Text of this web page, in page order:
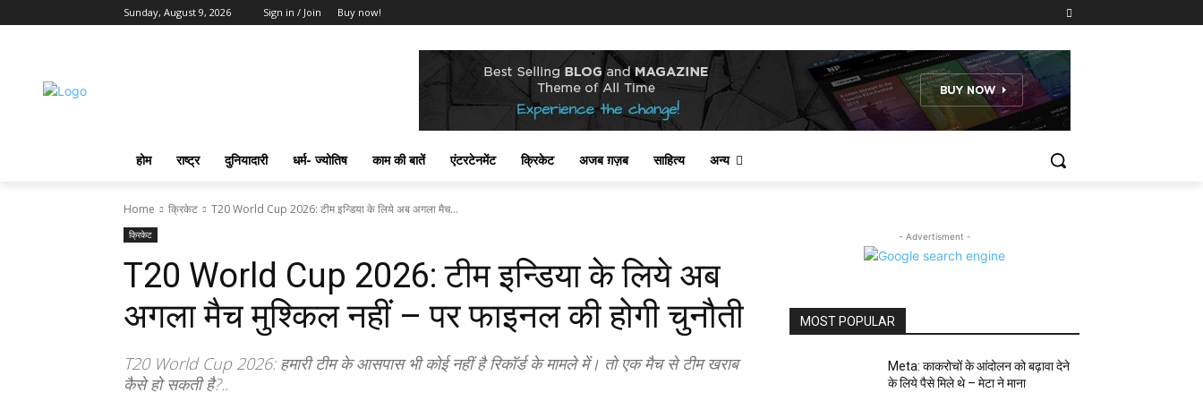
Sunday, August 9, 2026 Sign in / Join Buy now!
होम राष्ट्र दुनियादारी धर्म- ज्योतिष काम की बातें एंटरटेनमेंट क्रिकेट अजब ग़ज़ब साहित्य अन्य
Home क्रिकेट T20 World Cup 2026: टीम इन्डिया के लिये अब अगला मैच...
क्रिकेट
T20 World Cup 2026: टीम इन्डिया के लिये अब
अगला मैच मुश्किल नहीं – पर फाइनल की होगी चुनौती
T20 World Cup 2026: हमारी टीम के आसपास भी कोई नहीं है रिकॉर्ड के मामले में। तो एक मैच से टीम खराब
कैसे हो सकती है?..
- Advertisment -
MOST POPULAR
Meta: काकरोचों के आंदोलन को बढ़ावा देने
के लिये पैसे मिले थे – मेटा ने माना